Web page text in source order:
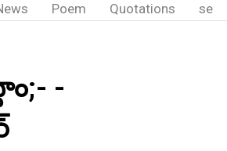
Poem Quotations se
-